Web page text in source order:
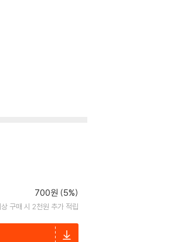
700원 (5%)
구매 시 2천원 추가 적립